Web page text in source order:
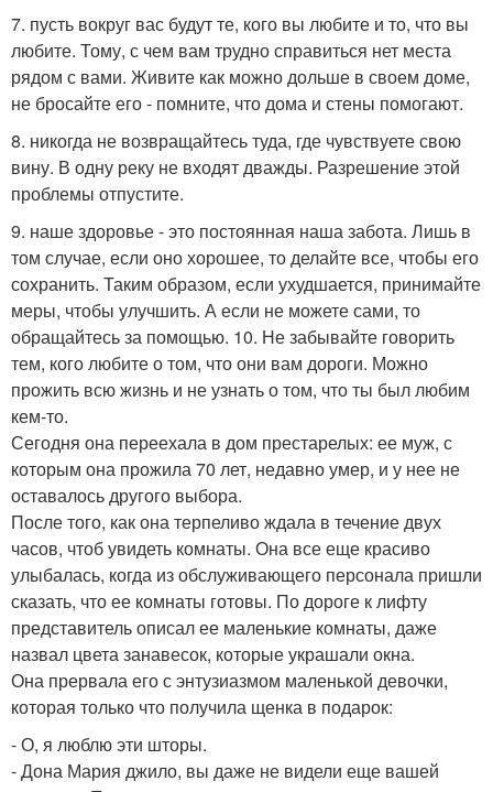
7. пусть вокруг вас будут те, кого вы любите и то, что вы
любите. Тому, с чем вам трудно справиться нет места
рядом с вами. Живите как можно дольше в своем доме,
не бросайте его - помните, что дома и стены помогают.
8. никогда не возвращайтесь туда, где чувствуете свою
вину. В одну реку не входят дважды. Разрешение этой
проблемы отпустите.
9. наше здоровье - это постоянная наша забота. Лишь в
том случае, если оно хорошее, то делайте все, чтобы его
сохранить. Таким образом, если ухудшается, принимайте
меры, чтобы улучшить. А если не можете сами, то
обращайтесь за помощью. 10. Не забывайте говорить
тем, кого любите о том, что они вам дороги. Можно
прожить всю жизнь и не узнать о том, что ты был любим
кем-то.
Сегодня она переехала в дом престарелых: ее муж, с
которым она прожила 70 лет, недавно умер, и у нее не
оставалось другого выбора.
После того, как она терпеливо ждала в течение двух
часов, чтоб увидеть комнаты. Она все еще красиво
улыбалась, когда из обслуживающего персонала пришли
сказать, что ее комнаты готовы. По дороге к лифту
представитель описал ее маленькие комнаты, даже
назвал цвета занавесок, которые украшали окна.
Она прервала его с энтузиазмом маленькой девочки,
которая только что получила щенка в подарок:
- О, я люблю эти шторы.
- Дона Мария джило, вы даже не видели еще вашей